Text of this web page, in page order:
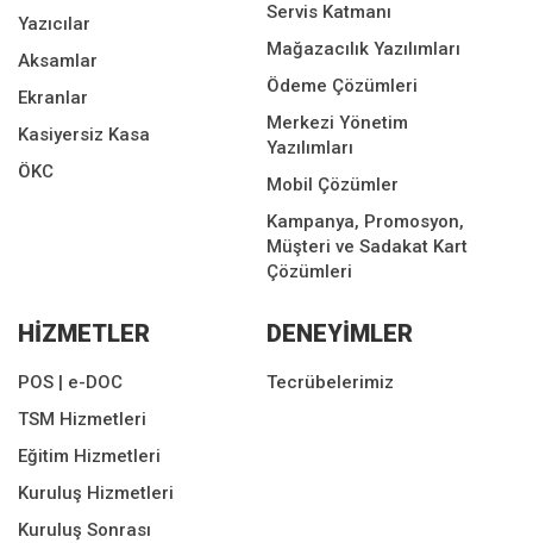
Yazıcılar
Aksamlar
Ekranlar
Kasiyersiz Kasa
ÖKC
Servis Katmanı
Mağazacılık Yazılımları
Ödeme Çözümleri
Merkezi Yönetim
Yazılımları
Mobil Çözümler
Kampanya, Promosyon,
Müşteri ve Sadakat Kart
Çözümleri
HİZMETLER
POS | e-DOC
TSM Hizmetleri
Eğitim Hizmetleri
Kuruluş Hizmetleri
Kuruluş Sonrası
DENEYİMLER
Tecrübelerimiz